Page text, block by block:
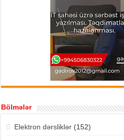
Bölmələr
Elektron dərsliklər(152)